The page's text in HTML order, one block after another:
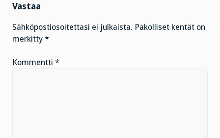
Vastaa
Sähköpostiosoitettasi ei julkaista. Pakolliset kentät on
merkitty *
Kommentti *